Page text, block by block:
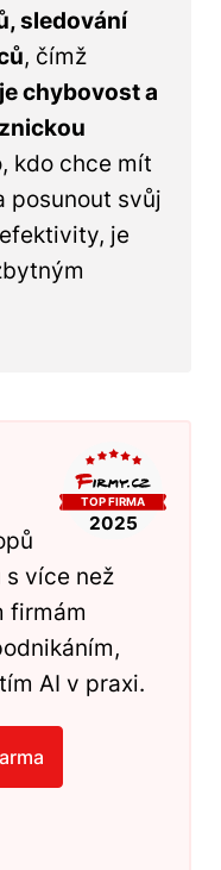
sledování
, čímž
chybovost a
kdo chce mít
posunout svůj
je
více než
firmám
AI v praxi.